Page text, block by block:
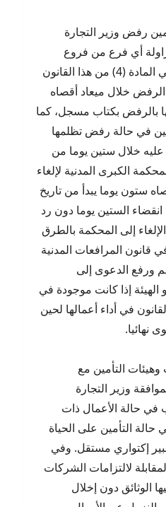
رفض وزير التجارة
أي فرع من فروع
التأمين المنصوص عليها في المادة (4) من هذا القانون
الرفض خلال ميعاد أقصاه
بالرفض بكتاب مسجل، كما
في حالة رفض تظلمها
خلال ستين يوما من
الكبرى المدنية لإلغاء
ستون يوما يبدأ من تاريخ
انقضاء الستين يوما دون رد
إلى المحكمة بالطرق
قانون المرافعات المدنية
ورفع الدعوى إلى
إذا كانت موجودة في
في أداء أعمالها لحين
نهائيا.
التأمين مع
وزير التجارة
حالة الأعمال ذات
التأمين على الحياة
إكتواري مستقل. وفي
لالتزامات الشركات
الوثائق دون إخلال